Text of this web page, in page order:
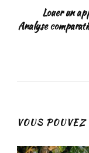
Louer un
Analyse
VOUS